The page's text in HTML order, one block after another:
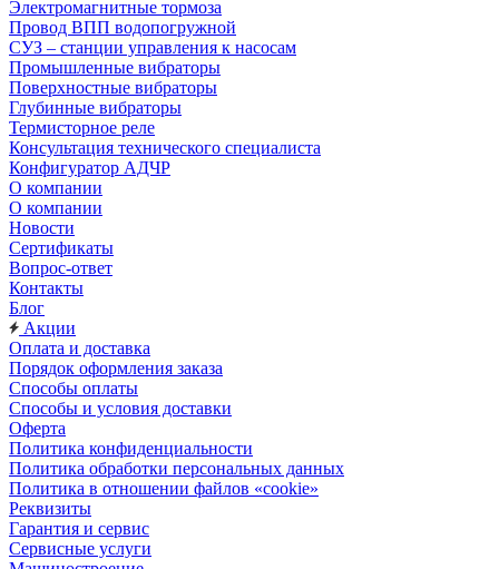
Электромагнитные тормоза
Провод ВПП водопогружной
СУЗ – станции управления к насосам
Промышленные вибраторы
Поверхностные вибраторы
Глубинные вибраторы
Термисторное реле
Консультация технического специалиста
Конфигуратор АДЧР
О компании
О компании
Новости
Сертификаты
Вопрос-ответ
Контакты
Блог
Акции
Оплата и доставка
Порядок оформления заказа
Способы оплаты
Способы и условия доставки
Оферта
Политика конфиденциальности
Политика обработки персональных данных
Политика в отношении файлов «cookie»
Реквизиты
Гарантия и сервис
Сервисные услуги